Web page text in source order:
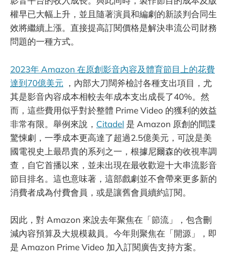
權早已大幅上升，並且隨著演員和編劇的新談判合同生
效將繼續上漲。直接提高訂閱價格是解決串流公司財務
問題的一種方式。
2023年 Amazon 在原創影音內容及體育節目上的花費
達到70億美元 ，內部大刀闊斧檢討各種支出項目，尤
其是影音內容成本相較去年成本支出成長了40%。然
而，這些費用似乎對於整體 Prime Video 的獲利的效益
非常有限。舉例來說， Citadel 是 Amazon 原創的間諜
驚悚劇，一季成本更高達了超過2.5億美元，可說是美
國電視史上最昂貴的系列之一，根據尼爾森的收視率調
查，自它首播以來，並未出現在最收歡迎十大串流影音
節目排名。這也意味著，這部戲劇並不會帶來更多新的
消費者成為付費會員，或是讓舊會員續約訂閱。
因此，對 Amazon 來說去年聚焦在「節流」，包含刪
減內容預算及大規模裁員。今年則聚焦在「開源」，即
是 Amazon Prime Video 加入訂閱廣告支持方案。